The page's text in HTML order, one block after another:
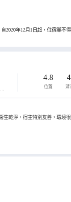
2020年12月1日起，住宿業不
永安旅遊評價由真實酒店住客提供的評價。
4.8
位置 清
生乾淨，宿主特別友善，環境